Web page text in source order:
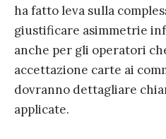
ha fatto leva sulla
giustificare asimmetrie
anche per gli operatori
accettazione carte ai
dovranno dettagliare
applicate.